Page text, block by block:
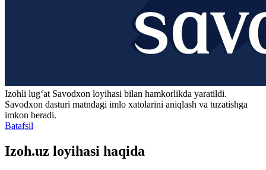
Izohli lugʻat Savodxon loyihasi bilan hamkorlikda yaratildi.
Savodxon dasturi matndagi imlo xatolarini aniqlash va tuzatishga
imkon beradi.
Batafsil
Izoh.uz loyihasi haqida